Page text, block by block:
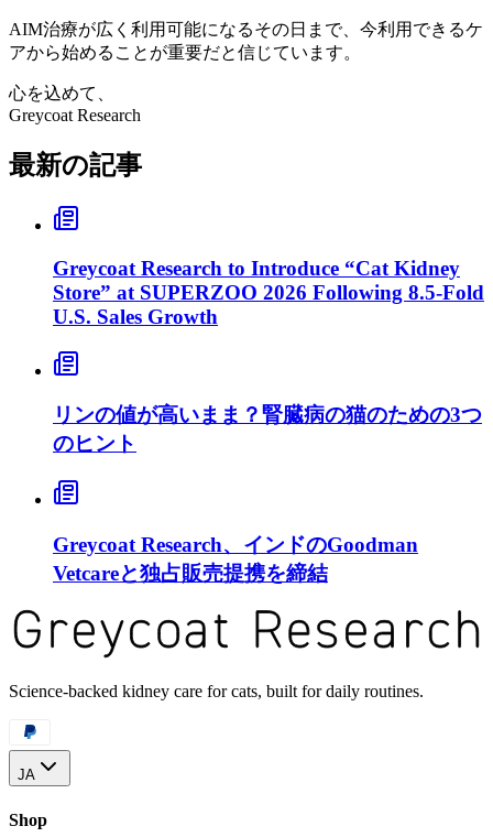
AIM治療が広く利用可能になるその日まで、今利用できるケ
アから始めることが重要だと信じています。
心を込めて、
Greycoat Research
最新の記事
Greycoat Research to Introduce “Cat Kidney
Store” at SUPERZOO 2026 Following 8.5-Fold
U.S. Sales Growth
リンの値が高いまま？腎臓病の猫のための3つ
のヒント
Greycoat Research、インドのGoodman
Vetcareと独占販売提携を締結
Science-backed kidney care for cats, built for daily routines.
JA
Shop